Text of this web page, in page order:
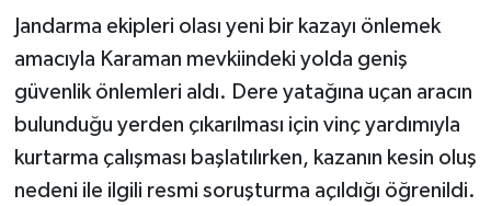
Jandarma ekipleri olası yeni bir kazayı önlemek
amacıyla Karaman mevkiindeki yolda geniş
güvenlik önlemleri aldı. Dere yatağına uçan aracın
bulunduğu yerden çıkarılması için vinç yardımıyla
kurtarma çalışması başlatılırken, kazanın kesin oluş
nedeni ile ilgili resmi soruşturma açıldığı öğrenildi.